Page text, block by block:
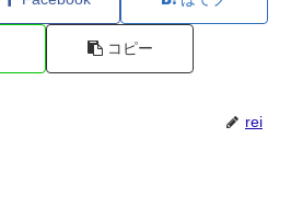
コピー
rei